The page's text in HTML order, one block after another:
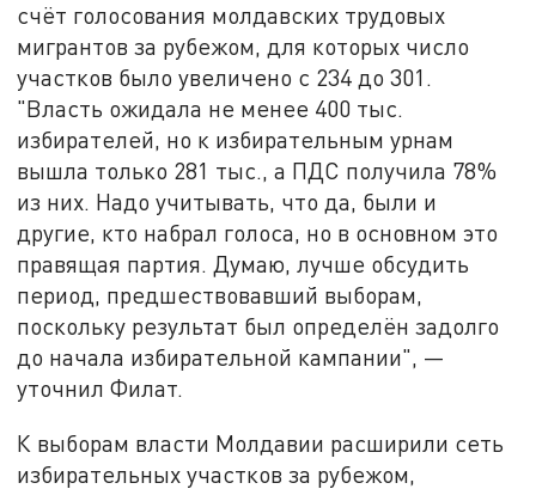
счёт голосования молдавских трудовых
мигрантов за рубежом, для которых число
участков было увеличено с 234 до 301.
"Власть ожидала не менее 400 тыс.
избирателей, но к избирательным урнам
вышла только 281 тыс., а ПДС получила 78%
из них. Надо учитывать, что да, были и
другие, кто набрал голоса, но в основном это
правящая партия. Думаю, лучше обсудить
период, предшествовавший выборам,
поскольку результат был определён задолго
до начала избирательной кампании", —
уточнил Филат.
К выборам власти Молдавии расширили сеть
избирательных участков за рубежом,